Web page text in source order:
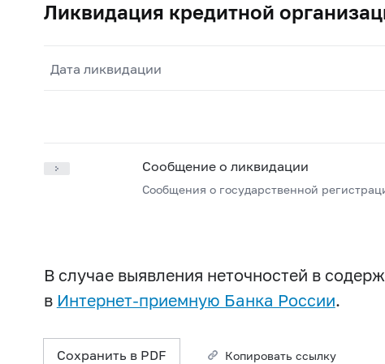
Ликвидация кредитной
Дата ликвидации
Сообщение о ликвидации
Сообщения о государственной
В случае выявления неточностей в
в Интернет-приемную Банка России.
Сохранить в PDF Копировать ссылку